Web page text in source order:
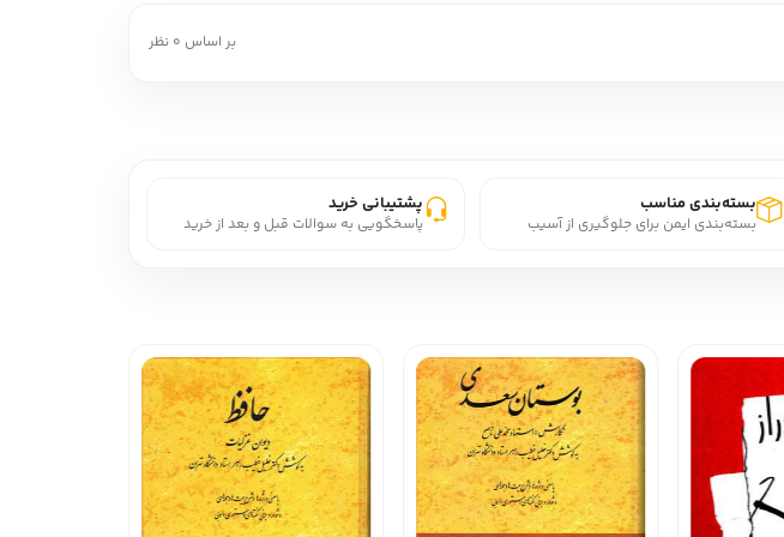
بر اساس 0 نظر
بسته‌بندی مناسب
بسته‌بندی ایمن برای جلوگیری از آسیب
پشتیبانی خرید
پاسخگویی به سوالات قبل و بعد از خرید